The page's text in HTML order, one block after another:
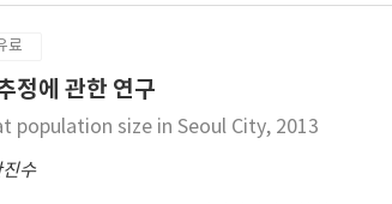
연구는 마라도의 고양이 개체수와 행동권에 대한
한 가해 가능성을 제시하였다. 철새와 멸종위기 조
있을 것으로 판단된다.
료
정에 관한 연구
population size in Seoul City, 2013
진수